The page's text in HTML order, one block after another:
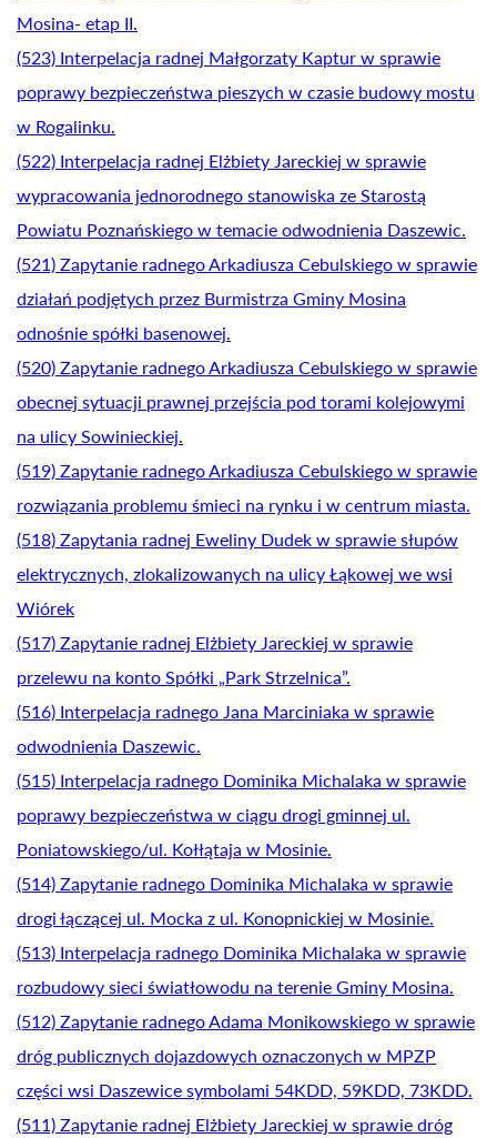
Mosina- etap II.
(523) Interpelacja radnej Małgorzaty Kaptur w sprawie
poprawy bezpieczeństwa pieszych w czasie budowy mostu
w Rogalinku.
(522) Interpelacja radnej Elżbiety Jareckiej w sprawie
wypracowania jednorodnego stanowiska ze Starostą
Powiatu Poznańskiego w temacie odwodnienia Daszewic.
(521) Zapytanie radnego Arkadiusza Cebulskiego w sprawie
działań podjętych przez Burmistrza Gminy Mosina
odnośnie spółki basenowej.
(520) Zapytanie radnego Arkadiusza Cebulskiego w sprawie
obecnej sytuacji prawnej przejścia pod torami kolejowymi
na ulicy Sowinieckiej.
(519) Zapytanie radnego Arkadiusza Cebulskiego w sprawie
rozwiązania problemu śmieci na rynku i w centrum miasta.
(518) Zapytania radnej Eweliny Dudek w sprawie słupów
elektrycznych, zlokalizowanych na ulicy Łąkowej we wsi
Wiórek
(517) Zapytanie radnej Elżbiety Jareckiej w sprawie
przelewu na konto Spółki „Park Strzelnica”.
(516) Interpelacja radnego Jana Marciniaka w sprawie
odwodnienia Daszewic.
(515) Interpelacja radnego Dominika Michalaka w sprawie
poprawy bezpieczeństwa w ciągu drogi gminnej ul.
Poniatowskiego/ul. Kołłątaja w Mosinie.
(514) Zapytanie radnego Dominika Michalaka w sprawie
drogi łączącej ul. Mocka z ul. Konopnickiej w Mosinie.
(513) Interpelacja radnego Dominika Michalaka w sprawie
rozbudowy sieci światłowodu na terenie Gminy Mosina.
(512) Zapytanie radnego Adama Monikowskiego w sprawie
dróg publicznych dojazdowych oznaczonych w MPZP
części wsi Daszewice symbolami 54KDD, 59KDD, 73KDD.
(511) Zapytanie radnej Elżbiety Jareckiej w sprawie dróg